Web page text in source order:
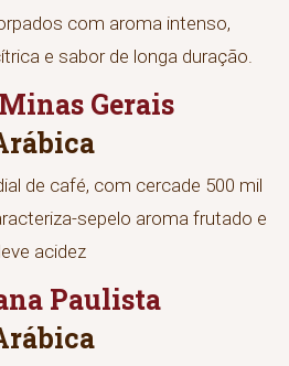
com aroma intenso,
e sabor de longa duração.
Gerais
de café, com cercade 500 mil
sepelo aroma frutado e
leve acidez
Paulista